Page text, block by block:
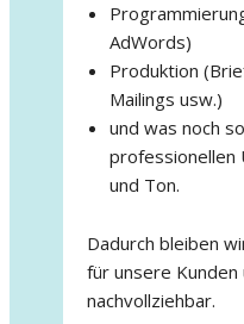
AdWords)
Produktion
Mailings usw.)
und was noch
professionellen
und Ton.
Dadurch bleiben
für unsere Kunden
nachvollziehbar.